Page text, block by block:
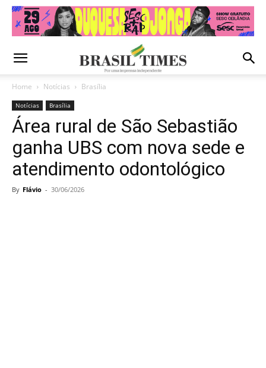
Home Notícias Brasília
Notícias Brasília
Área rural de São Sebastião
ganha UBS com nova sede e
atendimento odontológico
By Flávio - 30/06/2026